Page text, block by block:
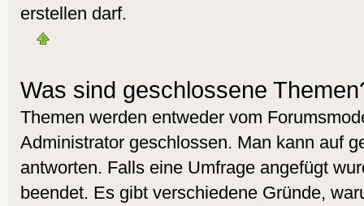
erstellen darf.
Was sind geschlossene
Themen werden entweder vom
Administrator geschlossen. Man kann auf
antworten. Falls eine Umfrage angefügt
beendet. Es gibt verschiedene Gründe,